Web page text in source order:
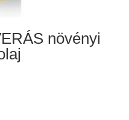
növényi